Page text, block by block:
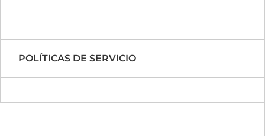
POLÍTICAS DE SERVICIO